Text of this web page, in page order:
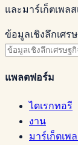
และมาร์เก็ตเพล
ข้อมูลเชิงลึกเศร
แพลตฟอร์ม
ไดเรกทอรี
งาน
มาร์เก็ตเพ